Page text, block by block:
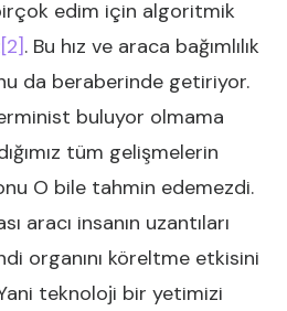
edim için algoritmik
[2]. Bu hız ve araca bağımlılık
da beraberinde getiriyor.
buluyor olmama
tüm gelişmelerin
O bile tahmin edemezdi.
aracı insanın uzantıları
organını köreltme etkisini
teknoloji bir yetimizi